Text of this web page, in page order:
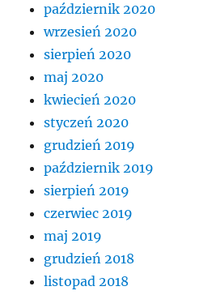
październik 2020
wrzesień 2020
sierpień 2020
maj 2020
kwiecień 2020
styczeń 2020
grudzień 2019
październik 2019
sierpień 2019
czerwiec 2019
maj 2019
grudzień 2018
listopad 2018